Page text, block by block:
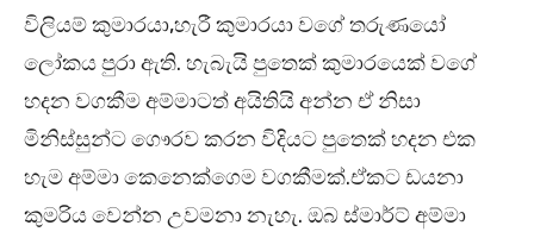
විලියම් කුමාරයා,හැරී කුමාරයා වගේ තරුණයෝ
ලෝකය පුරා ඇති. හැබැයි පුතෙක් කුමාරයෙක් වගේ
හදන වගකීම අම්මාටත් අයිතියි අන්න ඒ නිසා
මිනිස්සුන්ට ගෞරව කරන විදියට පුතෙක් හදන එක
හැම අම්මා කෙනෙක්ගෙම වගකීමක්.ඒකට ඩයනා
කුමරිය වෙන්න උවමනා නැහැ. ඔබ ස්මාර්ට් අම්මා